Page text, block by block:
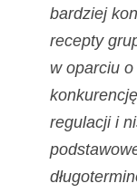
bardziej
recepty
w oparciu
regulacji i